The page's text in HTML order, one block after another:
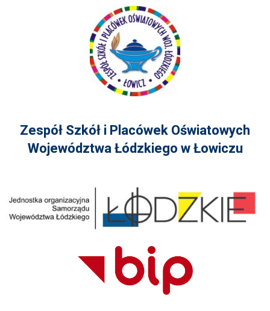
Zespół Szkół i Placówek Oświatowych
Województwa Łódzkiego w Łowiczu